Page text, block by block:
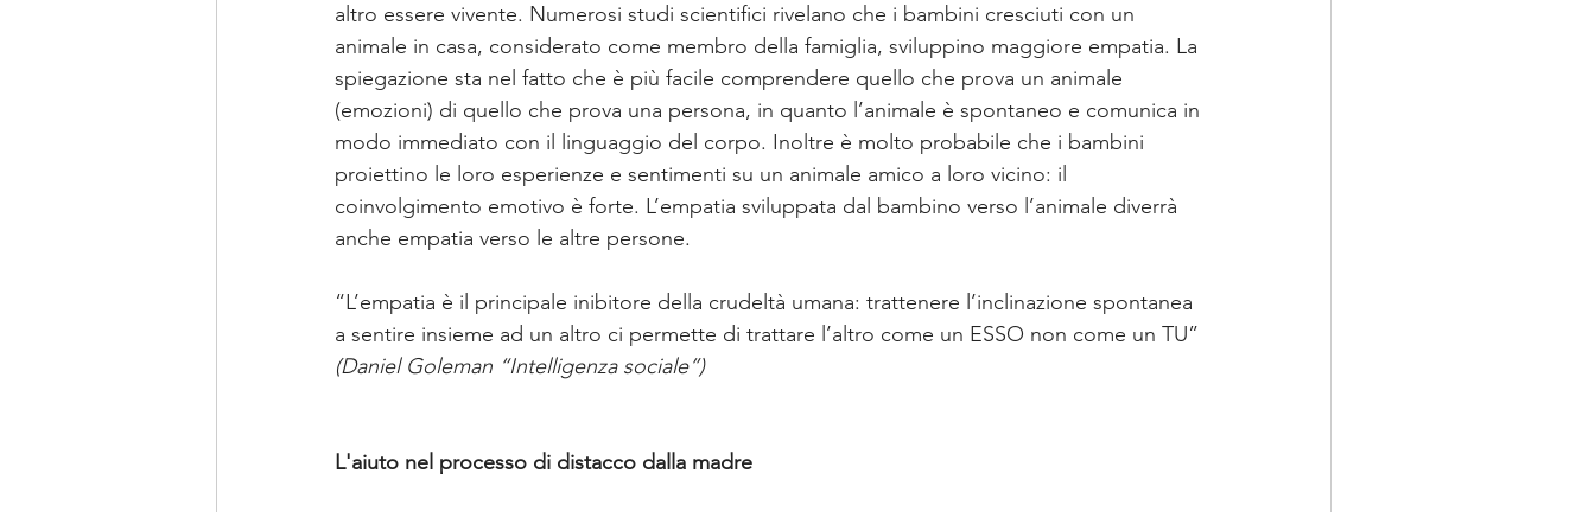
altro essere vivente. Numerosi studi scientifici rivelano che i bambini cresciuti con un
animale in casa, considerato come membro della famiglia, sviluppino maggiore empatia. La
spiegazione sta nel fatto che è più facile comprendere quello che prova un animale
(emozioni) di quello che prova una persona, in quanto l’animale è spontaneo e comunica in
modo immediato con il linguaggio del corpo. Inoltre è molto probabile che i bambini
proiettino le loro esperienze e sentimenti su un animale amico a loro vicino: il
coinvolgimento emotivo è forte. L’empatia sviluppata dal bambino verso l’animale diverrà
anche empatia verso le altre persone.
“L’empatia è il principale inibitore della crudeltà umana: trattenere l’inclinazione spontanea
a sentire insieme ad un altro ci permette di trattare l’altro come un ESSO non come un TU”
(Daniel Goleman “Intelligenza sociale”)
L'aiuto nel processo di distacco dalla madre